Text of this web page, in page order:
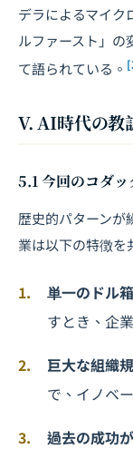
デラによるマイク
ルファースト」の
て語られている。
V. AI時代の教
5.1 今回のコダッ
歴史的パターンが
業は以下の特徴を
単一のドル
すとき、企
巨大な組織
で、イノベ
過去の成功